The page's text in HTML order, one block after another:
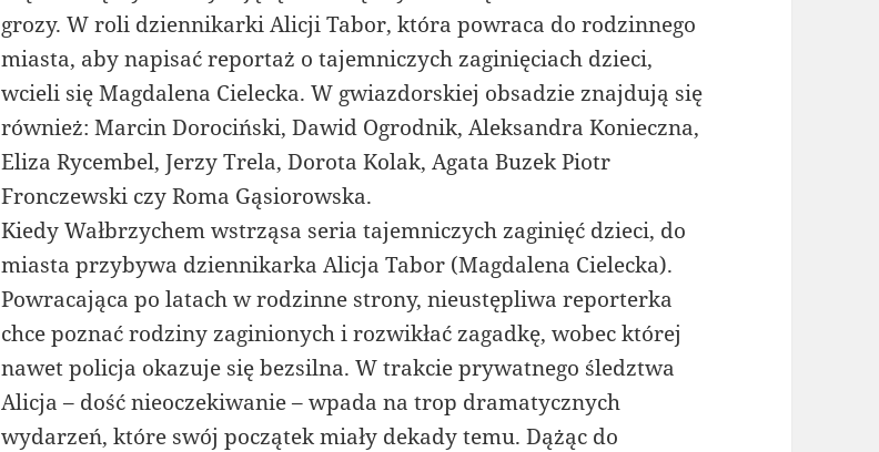
grozy. W roli dziennikarki Alicji Tabor, która powraca do rodzinnego
miasta, aby napisać reportaż o tajemniczych zaginięciach dzieci,
wcieli się Magdalena Cielecka. W gwiazdorskiej obsadzie znajdują się
również: Marcin Dorociński, Dawid Ogrodnik, Aleksandra Konieczna,
Eliza Rycembel, Jerzy Trela, Dorota Kolak, Agata Buzek Piotr
Fronczewski czy Roma Gąsiorowska.
Kiedy Wałbrzychem wstrząsa seria tajemniczych zaginięć dzieci, do
miasta przybywa dziennikarka Alicja Tabor (Magdalena Cielecka).
Powracająca po latach w rodzinne strony, nieustępliwa reporterka
chce poznać rodziny zaginionych i rozwikłać zagadkę, wobec której
nawet policja okazuje się bezsilna. W trakcie prywatnego śledztwa
Alicja – dość nieoczekiwanie – wpada na trop dramatycznych
wydarzeń, które swój początek miały dekady temu. Dążąc do